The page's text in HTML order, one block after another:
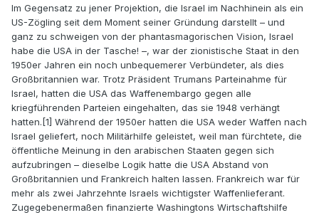
Im Gegensatz zu jener Projektion, die Israel im Nachhinein als ein
US-Zögling seit dem Moment seiner Gründung darstellt – und
ganz zu schweigen von der phantasmagorischen Vision, Israel
habe die USA in der Tasche! –, war der zionistische Staat in den
1950er Jahren ein noch unbequemerer Verbündeter, als dies
Großbritannien war. Trotz Präsident Trumans Parteinahme für
Israel, hatten die USA das Waffenembargo gegen alle
kriegführenden Parteien eingehalten, das sie 1948 verhängt
hatten.[1] Während der 1950er hatten die USA weder Waffen nach
Israel geliefert, noch Militärhilfe geleistet, weil man fürchtete, die
öffentliche Meinung in den arabischen Staaten gegen sich
aufzubringen – dieselbe Logik hatte die USA Abstand von
Großbritannien und Frankreich halten lassen. Frankreich war für
mehr als zwei Jahrzehnte Israels wichtigster Waffenlieferant.
Zugegebenermaßen finanzierte Washingtons Wirtschaftshilfe